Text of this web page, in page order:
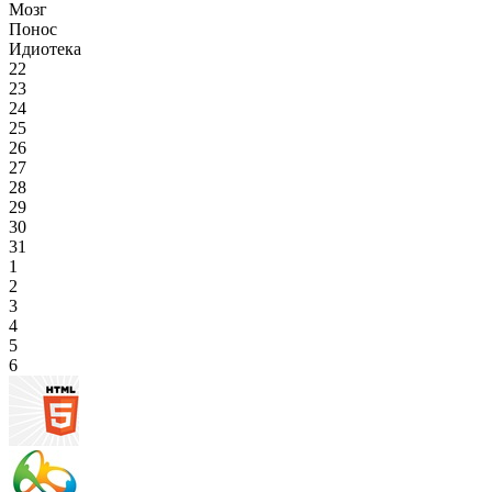
Мозг
Понос
Идиотека
22
23
24
25
26
27
28
29
30
31
1
2
3
4
5
6